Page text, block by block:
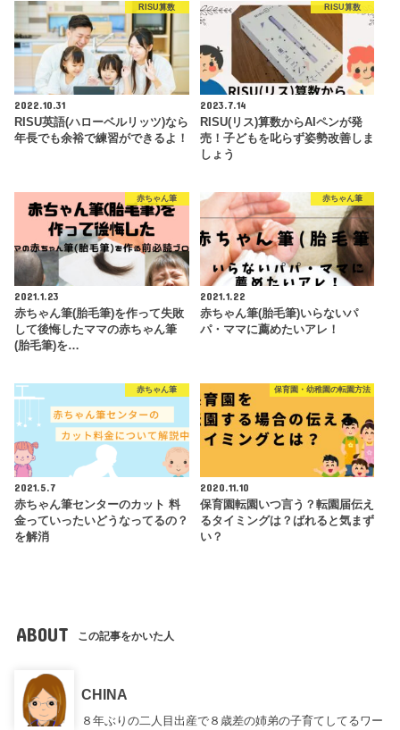
RISU算数
2022.10.31
RISU英語(ハローベルリッツ)なら
年長でも余裕で練習ができるよ！
RISU算数
2023.7.14
RISU(リス)算数からAIペンが発
売！子どもを叱らず姿勢改善しま
しょう
赤ちゃん筆
2021.1.23
赤ちゃん筆(胎毛筆)を作って失敗
して後悔したママの赤ちゃん筆
(胎毛筆)を…
赤ちゃん筆
2021.1.22
赤ちゃん筆(胎毛筆)いらないパ
パ・ママに薦めたいアレ！
赤ちゃん筆
2021.5.7
赤ちゃん筆センターのカット 料
金っていったいどうなってるの？
を解消
保育園・幼稚園の転園方法
2020.11.10
保育園転園いつ言う？転園届伝え
るタイミングは？ばれると気まず
い？
ABOUT この記事をかいた人
CHINA
８年ぶりの二人目出産で８歳差の姉弟の子育てしてるワー